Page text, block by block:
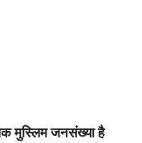
मुस्लिम जनसंख्या है